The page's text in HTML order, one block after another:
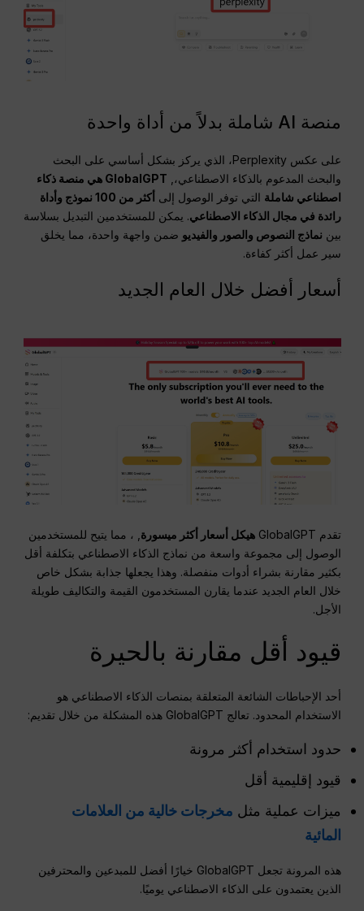
منصة AI شاملة بدلاً من أداة واحدة
على عكس Perplexity، الذي يركز بشكل أساسي على البحث
والبحث المدعوم بالذكاء الاصطناعي،,
GlobalGPT هي منصة ذكاء
اصطناعي شاملة التي توفر الوصول إلى
أكثر من 100 نموذج وأداة
رائدة في مجال الذكاء الاصطناعي. يمكن للمستخدمين التبديل بسلاسة
بين نماذج النصوص والصور والفيديو ضمن واجهة واحدة، مما يخلق
سير عمل أكثر كفاءة.
أسعار أفضل خلال العام الجديد
تقدم GlobalGPT هيكل أسعار أكثر ميسورة , ، مما يتيح للمستخدمين
الوصول إلى مجموعة واسعة من نماذج الذكاء الاصطناعي بتكلفة أقل
بكثير مقارنة بشراء أدوات منفصلة. وهذا يجعلها جذابة بشكل خاص
خلال العام الجديد عندما يقارن المستخدمون القيمة والتكاليف طويلة
الأجل.
قيود أقل مقارنة بالحيرة
أحد الإحباطات الشائعة المتعلقة بمنصات الذكاء الاصطناعي هو
الاستخدام المحدود. تعالج GlobalGPT هذه المشكلة من خلال تقديم:
حدود استخدام أكثر مرونة
قيود إقليمية أقل
ميزات عملية مثل مخرجات خالية من العلامات
المائية
هذه المرونة تجعل GlobalGPT خيارًا أفضل للمبدعين والمحترفين
الذين يعتمدون على الذكاء الاصطناعي يوميًا.